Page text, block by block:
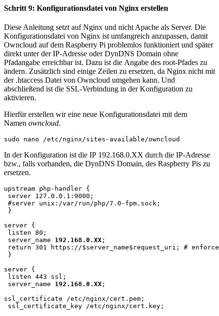
Schritt 9: Konfigurationsdatei von Nginx erstellen
Diese Anleitung setzt auf Nginx und nicht Apache als Server. Die
Konfigurationsdatei von Nginx ist umfangreich anzupassen, damit
Owncloud auf dem Raspberry Pi problemlos funktioniert und später
direkt unter der IP-Adresse oder DynDNS Domain ohne
Pfadangabe erreichbar ist. Dazu ist die Angabe des root-Pfades zu
ändern. Zusätzlich sind einige Zeilen zu ersetzen, da Nginx nicht mit
der .htaccess Datei von Owncloud umgehen kann. Und
abschließend ist die SSL-Verbindung in der Konfiguration zu
aktivieren.
Hierfür erstellen wir eine neue Konfigurationsdatei mit dem
Namen owncloud.
sudo nano /etc/nginx/sites-available/owncloud
In der Konfiguration ist die IP 192.168.0.XX durch die IP-Adresse
bzw., falls vorhanden, die DynDNS Domain, des Raspberry Pis zu
ersetzen.
upstream php-handler {
server 127.0.0.1:9000;
#server unix:/var/run/php/7.0-fpm.sock;
}
server {
listen 80;
server_name 192.168.0.XX ;
return 301 https://$server_name$request_uri; #
}
server {
listen 443 ssl;
server_name 192.168.0.XX ;
ssl_certificate /etc/nginx/cert.pem;
ssl_certificate_key /etc/nginx/cert.key;